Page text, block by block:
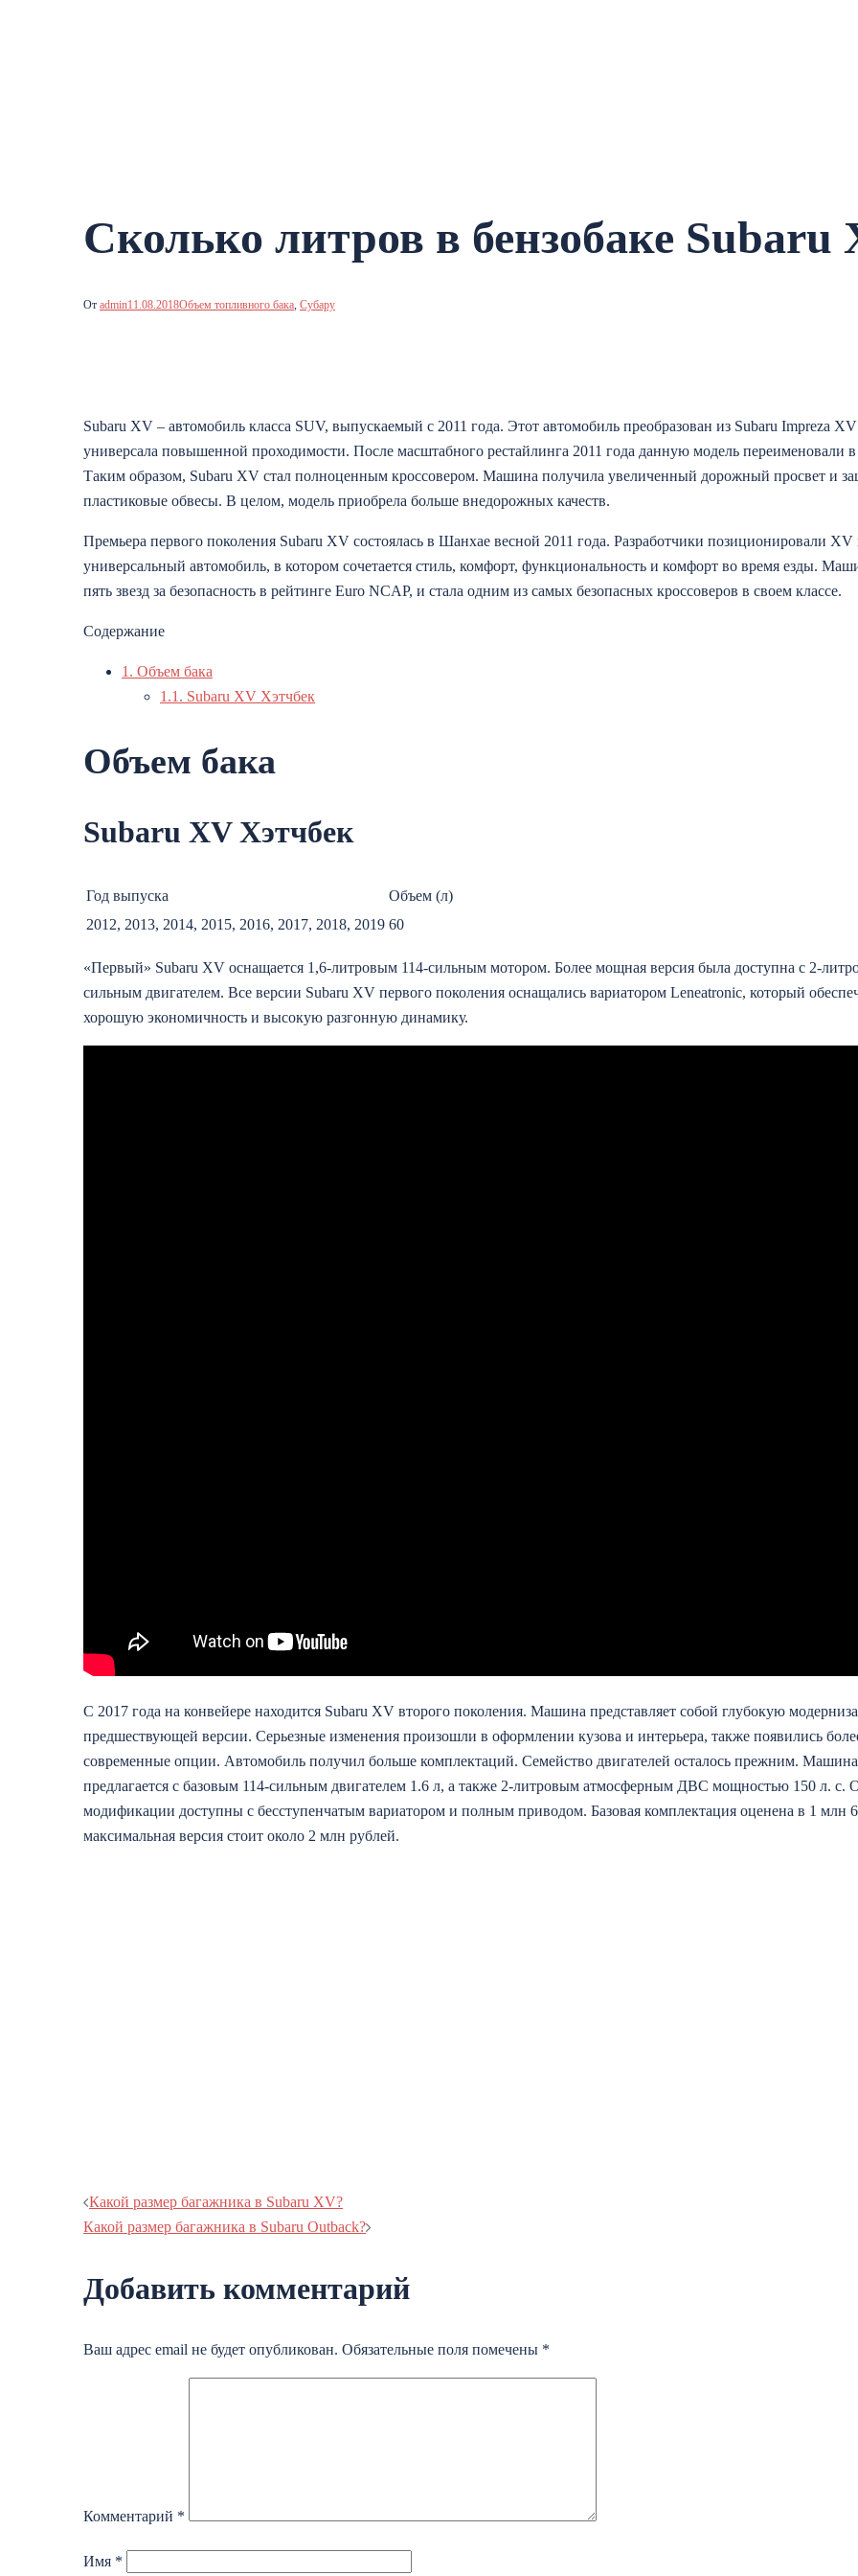
Сколько литров в бензобаке Subaru
От admin11.08.2018Объем топливного бака, Субару
Subaru XV – автомобиль класса SUV, выпускаемый с 2011 года. Этот автомобиль преобразован из Subaru Impreza
универсала повышенной проходимости. После масштабного рестайлинга 2011 года данную модель переименовали
Таким образом, Subaru XV стал полноценным кроссовером. Машина получила увеличенный дорожный просвет и
пластиковые обвесы. В целом, модель приобрела больше внедорожных качеств.
Премьера первого поколения Subaru XV состоялась в Шанхае весной 2011 года. Разработчики позиционировали XV
универсальный автомобиль, в котором сочетается стиль, комфорт, функциональность и комфорт во время езды.
пять звезд за безопасность в рейтинге Euro NCAP, и стала одним из самых безопасных кроссоверов в своем классе.
Содержание
1. Объем бака
1.1. Subaru XV Хэтчбек
Объем бака
Subaru XV Хэтчбек
Год выпуска
Объем (л)
2012, 2013, 2014, 2015, 2016, 2017, 2018, 2019 60
«Первый» Subaru XV оснащается 1,6-литровым 114-сильным мотором. Более мощная версия была доступна с 2-
сильным двигателем. Все версии Subaru XV первого поколения оснащались вариатором Leneatronic, который
хорошую экономичность и высокую разгонную динамику.
С 2017 года на конвейере находится Subaru XV второго поколения. Машина представляет собой глубокую
предшествующей версии. Серьезные изменения произошли в оформлении кузова и интерьера, также появились
современные опции. Автомобиль получил больше комплектаций. Семейство двигателей осталось прежним. Машина
предлагается с базовым 114-сильным двигателем 1.6 л, а также 2-литровым атмосферным ДВС мощностью 150 л. с.
модификации доступны с бесступенчатым вариатором и полным приводом. Базовая комплектация оценена в 1 млн
максимальная версия стоит около 2 млн рублей.
Навигация
Какой размер багажника в Subaru XV?
Какой размер багажника в Subaru Outback?
Добавить комментарий
Ваш адрес email не будет опубликован. Обязательные поля помечены *
Комментарий *
Имя *